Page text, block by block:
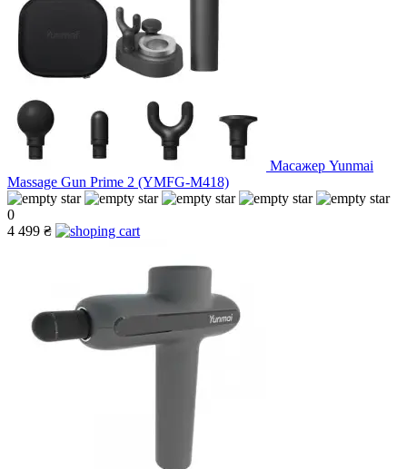
Масажер Yunmai
Massage Gun Prime 2 (YMFG-M418)
0
4 499 ₴